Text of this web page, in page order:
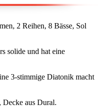
2 Reihen, 8 Bässe, Sol
solide und hat eine
3-stimmige Diatonik macht
Decke aus Dural.